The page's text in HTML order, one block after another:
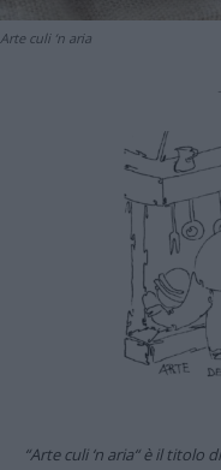
Arte culi ‘n aria
“Arte culi ‘n aria“ è il titolo di